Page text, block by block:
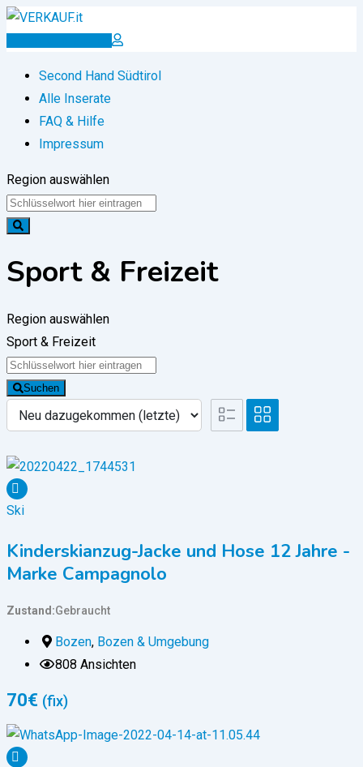
Zum
Inserat erstellen
Second Hand Südtirol
Alle Inserate
FAQ & Hilfe
Impressum
Region auswählen
Sport & Freizeit
Region auswählen
Sport & Freizeit
Suchen
Ski
Kinderskianzug-Jacke und Hose 12 Jahre -
Marke Campagnolo
Zustand Gebraucht
Bozen, Bozen & Umgebung
808 Ansichten
70€ (fix)